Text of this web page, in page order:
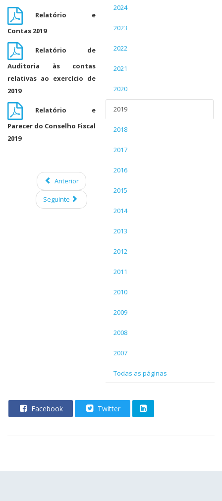
2024
2023
2022
2021
2020
2019
2018
2017
2016
2015
2014
2013
2012
2011
2010
2009
2008
2007
Todas as páginas
Relatório e
Contas 2019
Relatório de
Auditoria às contas
relativas ao exercício de
2019
Relatório e
Parecer do Conselho Fiscal
2019
Anterior
Seguinte
Facebook Twitter